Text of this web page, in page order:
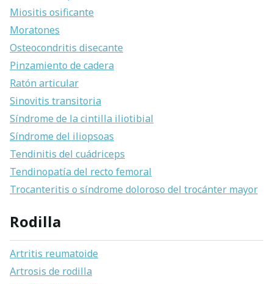
Miositis osificante
Moratones
Osteocondritis disecante
Pinzamiento de cadera
Ratón articular
Sinovitis transitoria
Síndrome de la cintilla iliotibial
Síndrome del iliopsoas
Tendinitis del cuádriceps
Tendinopatía del recto femoral
Trocanteritis o síndrome doloroso del trocánter mayor
Rodilla
Artritis reumatoide
Artrosis de rodilla